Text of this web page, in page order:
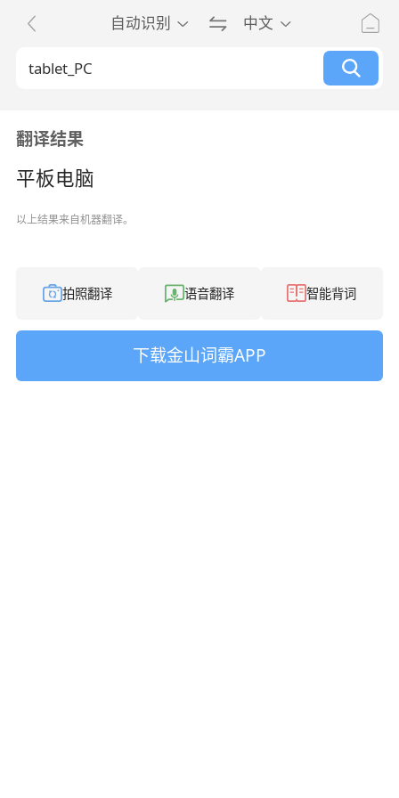
自动识别 中文
翻译结果
平板电脑
以上结果来自机器翻译。
拍照翻译 语音翻译 智能背词
下载金山词霸APP